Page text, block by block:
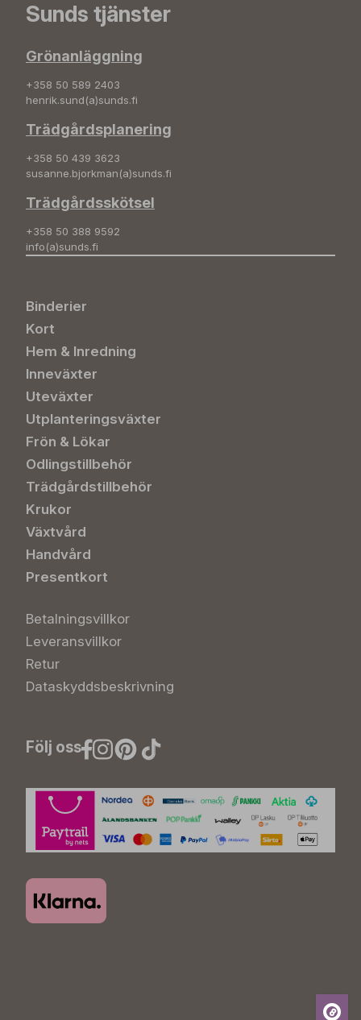
Sunds tjänster
Grönanläggning
+358 50 589 2403
henrik.sund(a)sunds.fi
Trädgårdsplanering
+358 50 439 3623
susanne.bjorkman(a)sunds.fi
Trädgårdsskötsel
+358 50 388 9592
info(a)sunds.fi
Binderier
Kort
Hem & Inredning
Inneväxter
Uteväxter
Utplanteringsväxter
Frön & Lökar
Odlingstillbehör
Trädgårdstillbehör
Krukor
Växtvård
Handvård
Presentkort
Betalningsvillkor
Leveransvillkor
Retur
Dataskyddsbeskrivning
Följ oss